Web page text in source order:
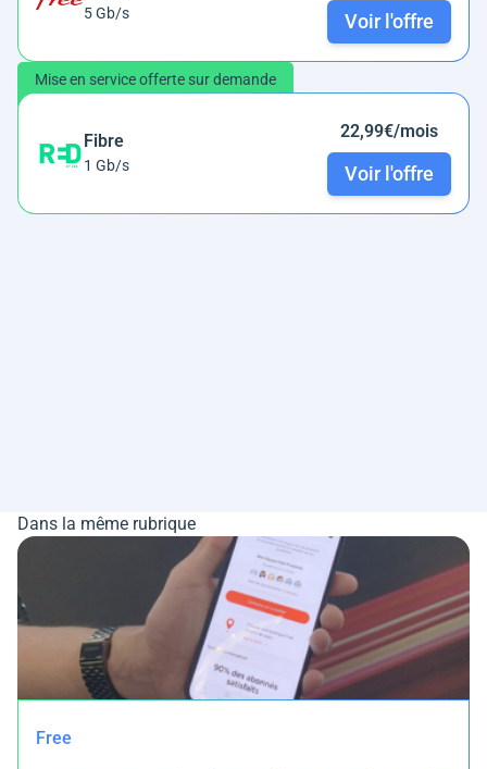
5 Gb/s Voir l'offre
Mise en service offerte sur demande
Fibre
1 Gb/s
22,99€/mois
Voir l'offre
Dans la même rubrique
Free